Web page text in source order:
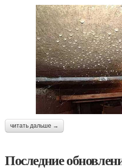
читать дальше →
Последние